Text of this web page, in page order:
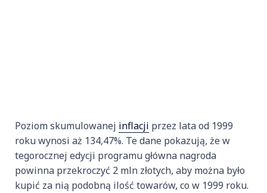
Poziom skumulowanej inflacji przez lata od 1999
roku wynosi aż 134,47%. Te dane pokazują, że w
tegorocznej edycji programu główna nagroda
powinna przekroczyć 2 mln złotych, aby można było
kupić za nią podobną ilość towarów, co w 1999 roku.